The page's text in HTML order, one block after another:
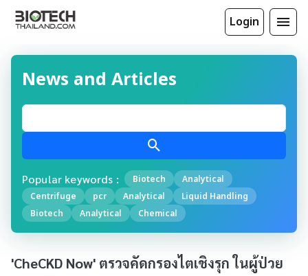
Login
News and Articles
Popular keywords : Biotech
Analytical
Centrifuge
pcr Analytical
Liquid Handling
Biotech
Analytical Chemical
'CheCKD Now' ตรวจคัดกรองไตเชิงรุก ในผู้ป่วย